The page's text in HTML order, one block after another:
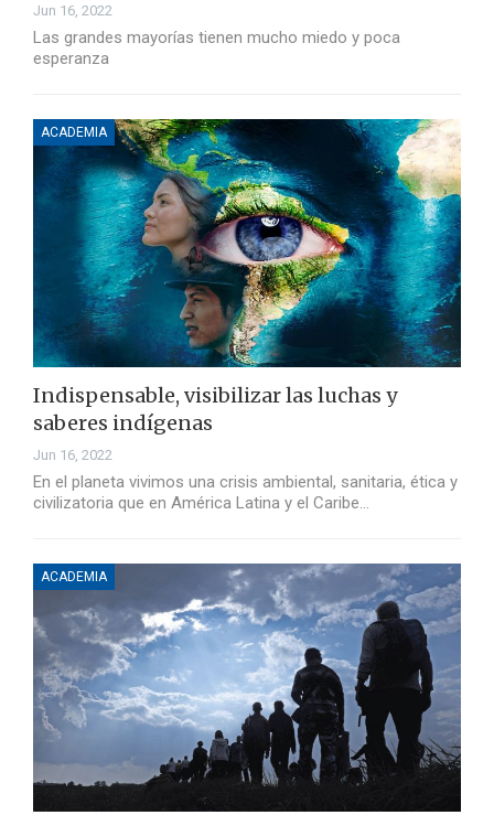
Jun 16, 2022
Las grandes mayorías tienen mucho miedo y poca
esperanza
ACADEMIA
Indispensable, visibilizar las luchas y
saberes indígenas
Jun 16, 2022
En el planeta vivimos una crisis ambiental, sanitaria, ética y
civilizatoria que en América Latina y el Caribe…
ACADEMIA